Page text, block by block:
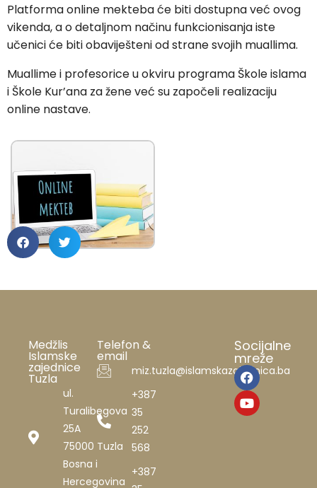
Platforma online mekteba će biti dostupna već ovog
vikenda, a o detaljnom načinu funkcionisanja iste
učenici će biti obaviješteni od strane svojih muallima.
Muallime i profesorice u okviru programa Škole islama
i Škole Kur’ana za žene već su započeli realizaciju
online nastave.
Medžlis
Islamske
zajednice
Tuzla
ul.
Turalibegova
25A
75000 Tuzla
Bosna i
Hercegovina
Telefon &
email
miz.tuzla@islamskazajednica.ba
+387
35
252
568
+387
Socijalne
mreže